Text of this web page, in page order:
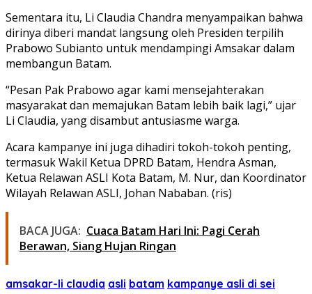
Sementara itu, Li Claudia Chandra menyampaikan bahwa
dirinya diberi mandat langsung oleh Presiden terpilih
Prabowo Subianto untuk mendampingi Amsakar dalam
membangun Batam.
“Pesan Pak Prabowo agar kami mensejahterakan
masyarakat dan memajukan Batam lebih baik lagi,” ujar
Li Claudia, yang disambut antusiasme warga.
Acara kampanye ini juga dihadiri tokoh-tokoh penting,
termasuk Wakil Ketua DPRD Batam, Hendra Asman,
Ketua Relawan ASLI Kota Batam, M. Nur, dan Koordinator
Wilayah Relawan ASLI, Johan Nababan. (ris)
BACA JUGA: Cuaca Batam Hari Ini: Pagi Cerah
Berawan, Siang Hujan Ringan
amsakar-li claudia asli batam kampanye asli di sei